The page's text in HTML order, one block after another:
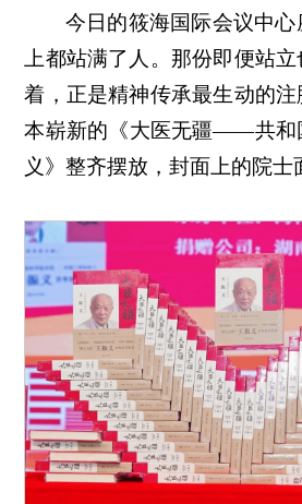
今日的筱海国际会议中
上都站满了人。那份即便站
着，正是精神传承最生动的
本崭新的《大医无疆——共和
义》整齐摆放，封面上的院士